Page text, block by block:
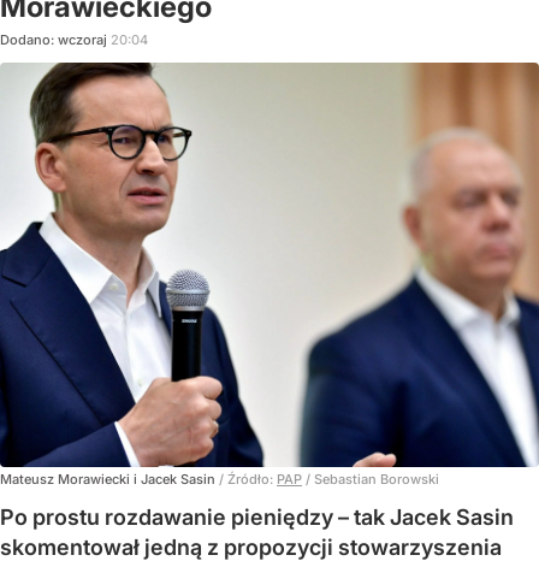
Dodano: wczoraj 20:04
Mateusz Morawiecki i Jacek Sasin / Źródło: PAP / Sebastian Borowski
Po prostu rozdawanie pieniędzy – tak Jacek Sasin
skomentował jedną z propozycji stowarzyszenia